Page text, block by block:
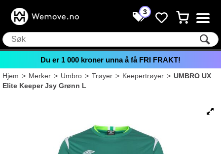
3
Du er 1 000 kroner unna å få FRI FRAKT!
Hjem>Merker>Umbro>Trøyer>Keepertrøyer>UMBRO UX
Elite Keeper Jsy Grønn L